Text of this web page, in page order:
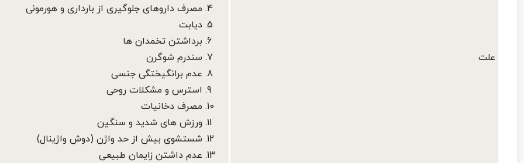
علت
مصرف داروهای جلوگیری از بارداری و هورمونی
دیابت
برداشتن تخمدان ها
سندرم شوگرن
عدم برانگیختگی جنسی
استرس و مشکلات روحی
مصرف دخانیات
ورزش های شدید و سنگین
شستشوی بیش از حد واژن (دوش واژینال)
عدم داشتن زایمان طبیعی